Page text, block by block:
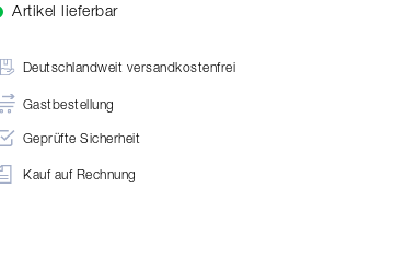
Artikel lieferbar
Deutschlandweit versandkostenfrei
Gastbestellung
Geprüfte Sicherheit
Kauf auf Rechnung